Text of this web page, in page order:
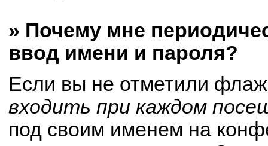
» Почему мне
ввод имени и пароля?
Если вы не отметили
входить при каждом
под своим именем на